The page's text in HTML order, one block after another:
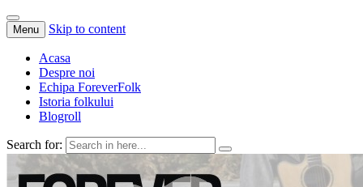
Menu Skip to content
Acasa
Despre noi
Echipa ForeverFolk
Istoria folkului
Blogroll
Search for:
ForeverFolk
Muzica sufletului tau